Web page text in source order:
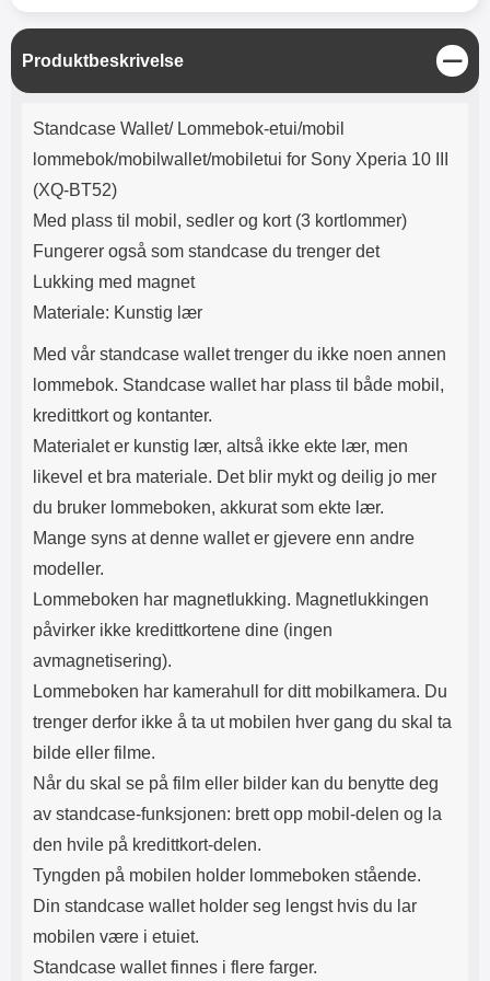
Lyttetid: ca 4 timer
Det blir likevel mykt og deilig jo
mer du bruker lommeboken,
Lommeboken har magnetlukking.
Magnetlukkingen påvirker ikke
avmagnetisering) Lommeboken
har kamerahull for ditt
skal ta bilde eller filme Dekselet i
hvis du unngår å ta mobilen ut av
lærlommebok, en svært populær
modell!
Produktbeskrivelse
L
u
k
Produktbeskrivelse
Standcase Wallet/ Lommebok-etui/mobil
lommebok/mobilwallet/mobiletui for Sony Xperia 10 III
(XQ-BT52)
Med plass til mobil, sedler og kort (3 kortlommer)
Fungerer også som standcase du trenger det
Lukking med magnet
Materiale: Kunstig lær
Med vår standcase wallet trenger du ikke noen annen
lommebok. Standcase wallet har plass til både mobil,
kredittkort og kontanter.
Materialet er kunstig lær, altså ikke ekte lær, men
likevel et bra materiale. Det blir mykt og deilig jo mer
du bruker lommeboken, akkurat som ekte lær.
Mange syns at denne wallet er gjevere enn andre
modeller.
Lommeboken har magnetlukking. Magnetlukkingen
påvirker ikke kredittkortene dine (ingen
avmagnetisering).
Lommeboken har kamerahull for ditt mobilkamera. Du
trenger derfor ikke å ta ut mobilen hver gang du skal ta
bilde eller filme.
Når du skal se på film eller bilder kan du benytte deg
av standcase-funksjonen: brett opp mobil-delen og la
den hvile på kredittkort-delen.
Tyngden på mobilen holder lommeboken stående.
Din standcase wallet holder seg lengst hvis du lar
mobilen være i etuiet.
Standcase wallet finnes i flere farger.